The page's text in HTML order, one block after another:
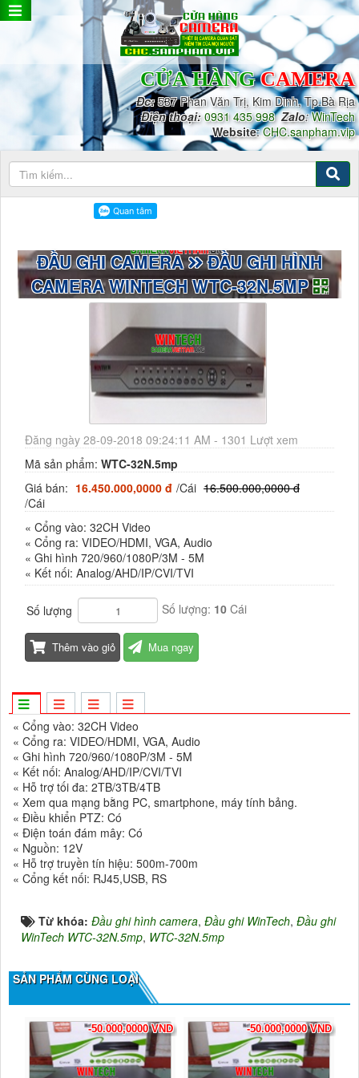
CỬA HÀNG CAMERA
Đc:537 Phan Văn Trị, Kim Dinh, Tp.Bà Rịa
Điện thoại: 0931 435 998 Zalo: WinTech
Website:CHC.sanpham.vip
ĐẦU GHI CAMERA ĐẦU GHI HÌNH
CAMERA WINTECH WTC-32N.5MP
Đăng ngày 28-09-2018 09:24:11 AM - 1301 Lượt xem
Mã sản phẩm: WTC-32N.5mp
Giá bán: 16.450.000,0000 đ /Cái 16.500.000,0000 đ
/Cái
« Cổng vào: 32CH Video
« Cổng ra: VIDEO/HDMI, VGA, Audio
« Ghi hình 720/960/1080P/3M - 5M
« Kết nối: Analog/AHD/IP/CVI/TVI
Số lượng Số lượng: 10 Cái
Thêm vào giỏ Mua ngay
« Cổng vào: 32CH Video
« Cổng ra: VIDEO/HDMI, VGA, Audio
« Ghi hình 720/960/1080P/3M - 5M
« Kết nối: Analog/AHD/IP/CVI/TVI
« Hỗ trợ tối đa: 2TB/3TB/4TB
« Xem qua mạng bằng PC, smartphone, máy tính bảng.
« Điều khiển PTZ: Có
« Điện toán đám mây: Có
« Nguồn: 12V
« Hỗ trợ truyền tín hiệu: 500m-700m
« Cổng kết nối: RJ45,USB, RS
Từ khóa: Đầu ghi hình camera, Đầu ghi WinTech, Đầu ghi
WinTech WTC-32N.5mp, WTC-32N.5mp
SẢN PHẨM CÙNG LOẠI
-50.000,0000 VND -50.000,0000 VND